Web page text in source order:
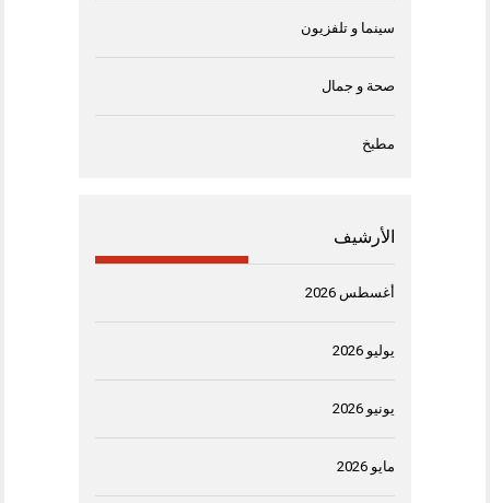
سينما و تلفزيون
صحة و جمال
مطبخ
الأرشيف
أغسطس 2026
يوليو 2026
يونيو 2026
مايو 2026